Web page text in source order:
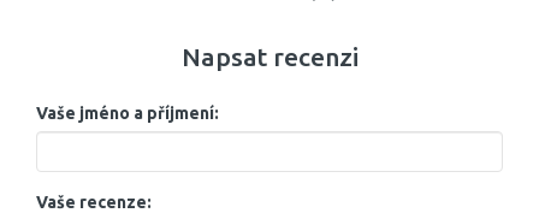
Napsat recenzi
Vaše jméno a příjmení:
Vaše recenze: